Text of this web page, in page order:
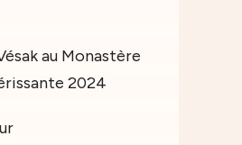
au Monastère
2024